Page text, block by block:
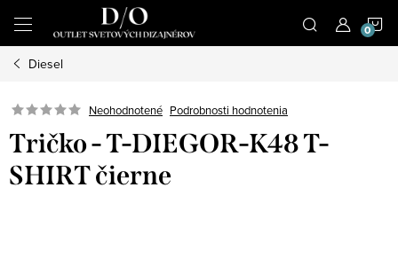
obsah
Diesel
Neohodnotené Podrobnosti hodnotenia
Tričko - T-DIEGOR-K48 T-
SHIRT čierne